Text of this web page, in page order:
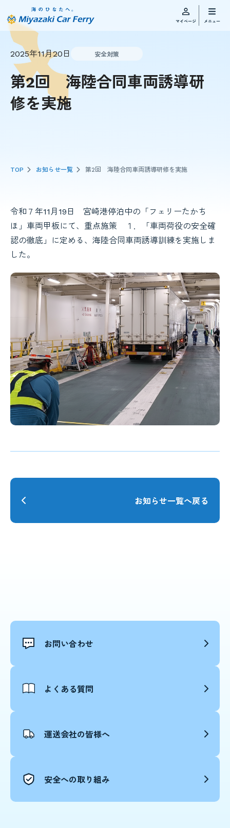
第2回 海陸合同車両誘導研
修を実施
2025年11月20日 安全対策
TOP お知らせ一覧 第2回 海陸合同車両誘導研修を実施
令和７年11月19日 宮崎港停泊中の「フェリーたかち
ほ」車両甲板にて、重点施策 １．「車両荷役の安全確
認の徹底」に定める、海陸合同車両誘導訓練を実施しま
した。
お知らせ一覧へ戻る
お問い合わせ
よくある質問
運送会社の皆様へ
安全への取り組み